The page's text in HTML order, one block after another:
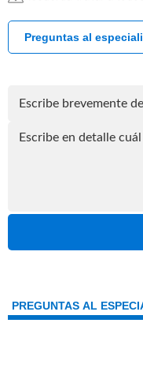
Preguntas al
PREGUNTAS AL